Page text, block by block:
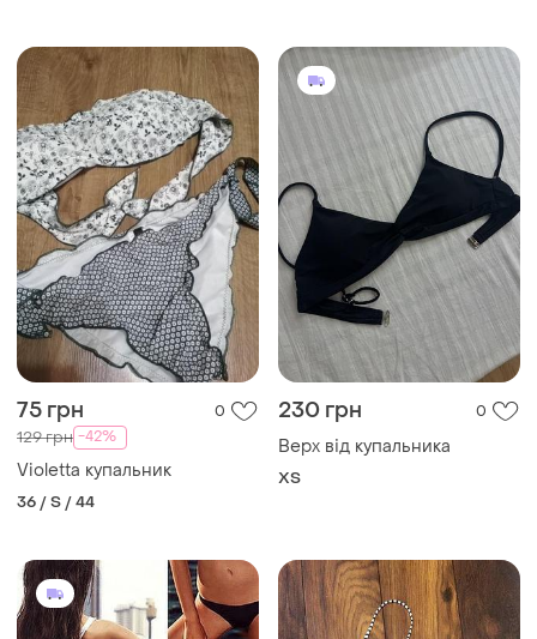
75 грн 0
129 грн -42%
Violetta купальник
36 / S / 44
230 грн 0
Верх від купальника
ХS